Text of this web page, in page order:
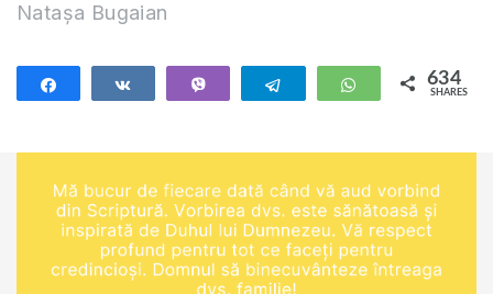
Natașa Bugaian
Telegram WhatsApp
634
SHARES